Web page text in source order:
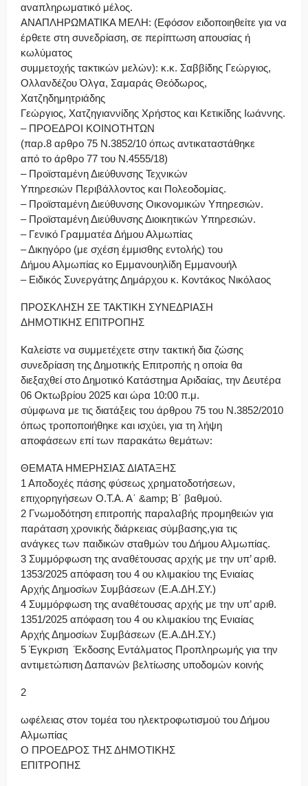
αναπληρωματικό μέλος.
ΑΝΑΠΛΗΡΩΜΑΤΙΚΑ ΜΕΛΗ: (Εφόσον ειδοποιηθείτε για να
έρθετε στη συνεδρίαση, σε περίπτωση απουσίας ή
κωλύματος
συμμετοχής τακτικών μελών): κ.κ. Σαββίδης Γεώργιος,
Ολλανδέζου Όλγα, Σαμαράς Θεόδωρος,
Χατζηδημητριάδης
Γεώργιος, Χατζηγιαννίδης Χρήστος και Κετικίδης Ιωάννης.
– ΠΡΟΕΔΡΟΙ ΚΟΙΝΟΤΗΤΩΝ
(παρ.8 αρθρο 75 Ν.3852/10 όπως αντικαταστάθηκε
από το άρθρο 77 του Ν.4555/18)
– Προϊσταμένη Διεύθυνσης Τεχνικών
Υπηρεσιών Περιβάλλοντος και Πολεοδομίας.
– Προϊσταμένη Διεύθυνσης Οικονομικών Υπηρεσιών.
– Προϊσταμένη Διεύθυνσης Διοικητικών Υπηρεσιών.
– Γενικό Γραμματέα Δήμου Αλμωπίας
– Δικηγόρο (με σχέση έμμισθης εντολής) του
Δήμου Αλμωπίας κο Εμμανουηλίδη Εμμανουήλ
– Ειδικός Συνεργάτης Δημάρχου κ. Κοντάκος Νικόλαος
ΠΡΟΣΚΛΗΣΗ ΣΕ TAKTIKH ΣΥΝΕΔΡΙΑΣΗ
ΔΗΜΟΤΙΚΗΣ ΕΠΙΤΡΟΠΗΣ
Καλείστε να συμμετέχετε στην τακτική δια ζώσης
συνεδρίαση της Δημοτικής Επιτροπής η οποία θα
διεξαχθεί στο Δημοτικό Κατάστημα Αριδαίας, την Δευτέρα
06 Οκτωβρίου 2025 και ώρα 10:00 π.μ.
σύμφωνα με τις διατάξεις του άρθρου 75 του Ν.3852/2010
όπως τροποποιήθηκε και ισχύει, για τη λήψη
αποφάσεων επί των παρακάτω θεμάτων:
ΘΕΜΑΤΑ ΗΜΕΡΗΣΙΑΣ ΔΙΑΤΑΞΗΣ
1 Αποδοχές πάσης φύσεως χρηματοδοτήσεων,
επιχορηγήσεων Ο.Τ.Α. Α΄ &amp; Β΄ βαθμού.
2 Γνωμοδότηση επιτροπής παραλαβής προμηθειών για
παράταση χρονικής διάρκειας σύμβασης,για τις
ανάγκες των παιδικών σταθμών του Δήμου Αλμωπίας.
3 Συμμόρφωση της αναθέτουσας αρχής με την υπ’ αριθ.
1353/2025 απόφαση του 4 ου κλιμακίου της Ενιαίας
Αρχής Δημοσίων Συμβάσεων (Ε.Α.ΔΗ.ΣΥ.)
4 Συμμόρφωση της αναθέτουσας αρχής με την υπ’ αριθ.
1351/2025 απόφαση του 4 ου κλιμακίου της Ενιαίας
Αρχής Δημοσίων Συμβάσεων (Ε.Α.ΔΗ.ΣΥ.)
5 Έγκριση Έκδοσης Εντάλματος Προπληρωμής για την
αντιμετώπιση Δαπανών βελτίωσης υποδομών κοινής
2
ωφέλειας στον τομέα του ηλεκτροφωτισμού του Δήμου
Αλμωπίας
Ο ΠΡΟΕΔΡΟΣ ΤΗΣ ΔΗΜΟΤΙΚΗΣ
ΕΠΙΤΡΟΠΗΣ